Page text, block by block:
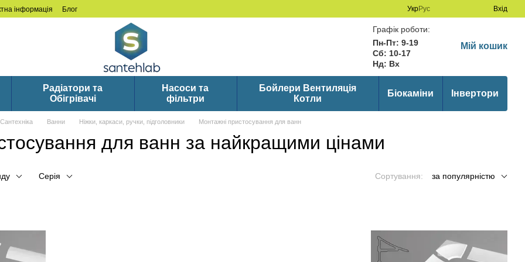
інформація Блог УкрРус Вхід
Графік роботи:
Пн-Пт: 9-19
Сб: 10-17
Нд: Вх
Мій кошик
Радіатори та
Обігрівачі
Насоси та
фільтри
Бойлери Вентиляція
Котли
Біокаміни Інвертори
Сантехніка Ванни Ніжки, каркаси, ручки, підголовники Монтажні пристосування для ванн
для ванн за найкращими цінами
Серія Сортування: за популярністю